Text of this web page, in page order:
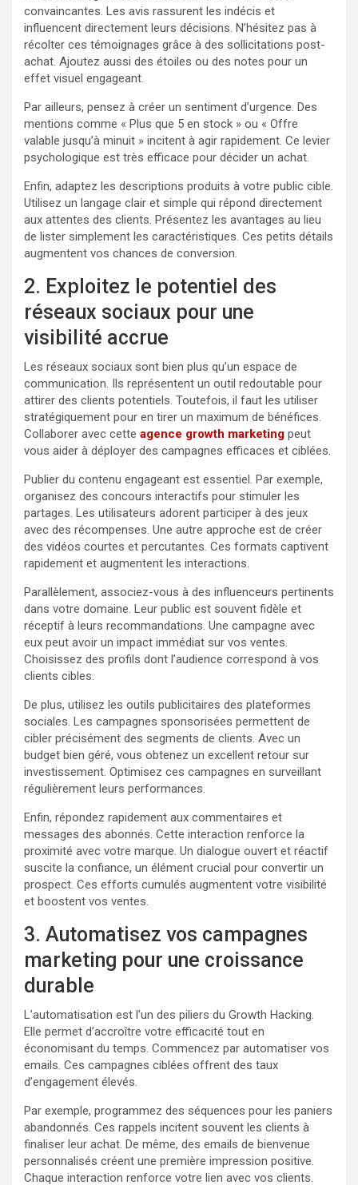
convaincantes. Les avis rassurent les indécis et
influencent directement leurs décisions. N’hésitez pas à
récolter ces témoignages grâce à des sollicitations post-
achat. Ajoutez aussi des étoiles ou des notes pour un
effet visuel engageant.
Par ailleurs, pensez à créer un sentiment d’urgence. Des
mentions comme « Plus que 5 en stock » ou « Offre
valable jusqu’à minuit » incitent à agir rapidement. Ce levier
psychologique est très efficace pour décider un achat.
Enfin, adaptez les descriptions produits à votre public cible.
Utilisez un langage clair et simple qui répond directement
aux attentes des clients. Présentez les avantages au lieu
de lister simplement les caractéristiques. Ces petits détails
augmentent vos chances de conversion.
2. Exploitez le potentiel des
réseaux sociaux pour une
visibilité accrue
Les réseaux sociaux sont bien plus qu’un espace de
communication. Ils représentent un outil redoutable pour
attirer des clients potentiels. Toutefois, il faut les utiliser
stratégiquement pour en tirer un maximum de bénéfices.
Collaborer avec cette agence growth marketing peut
vous aider à déployer des campagnes efficaces et ciblées.
Publier du contenu engageant est essentiel. Par exemple,
organisez des concours interactifs pour stimuler les
partages. Les utilisateurs adorent participer à des jeux
avec des récompenses. Une autre approche est de créer
des vidéos courtes et percutantes. Ces formats captivent
rapidement et augmentent les interactions.
Parallèlement, associez-vous à des influenceurs pertinents
dans votre domaine. Leur public est souvent fidèle et
réceptif à leurs recommandations. Une campagne avec
eux peut avoir un impact immédiat sur vos ventes.
Choisissez des profils dont l’audience correspond à vos
clients cibles.
De plus, utilisez les outils publicitaires des plateformes
sociales. Les campagnes sponsorisées permettent de
cibler précisément des segments de clients. Avec un
budget bien géré, vous obtenez un excellent retour sur
investissement. Optimisez ces campagnes en surveillant
régulièrement leurs performances.
Enfin, répondez rapidement aux commentaires et
messages des abonnés. Cette interaction renforce la
proximité avec votre marque. Un dialogue ouvert et réactif
suscite la confiance, un élément crucial pour convertir un
prospect. Ces efforts cumulés augmentent votre visibilité
et boostent vos ventes.
3. Automatisez vos campagnes
marketing pour une croissance
durable
L’automatisation est l’un des piliers du Growth Hacking.
Elle permet d’accroître votre efficacité tout en
économisant du temps. Commencez par automatiser vos
emails. Ces campagnes ciblées offrent des taux
d’engagement élevés.
Par exemple, programmez des séquences pour les paniers
abandonnés. Ces rappels incitent souvent les clients à
finaliser leur achat. De même, des emails de bienvenue
personnalisés créent une première impression positive.
Chaque interaction renforce votre lien avec vos clients.